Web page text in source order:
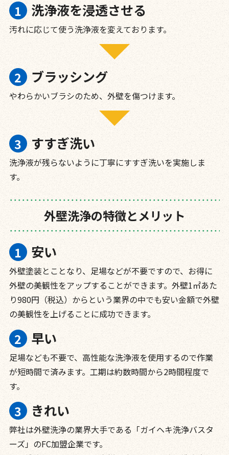
洗浄液を浸透させる
汚れに応じて使う洗浄液を変えております。
ブラッシング
やわらかいブラシのため、外壁を傷つけます。
すすぎ洗い
洗浄液が残らないように丁寧にすすぎ洗いを実施しま
す。
外壁洗浄の特徴とメリット
安い
外壁塗装とことなり、足場などが不要ですので、お得に
外壁の美観性をアップすることができます。外壁1㎡あた
り980円（税込）からという業界の中でも安い金額で外壁
の美観性を上げることに成功できます。
早い
足場なども不要で、高性能な洗浄液を使用するので作業
が短時間で済みます。工期は約数時間から2時間程度で
す。
きれい
弊社は外壁洗浄の業界大手である「ガイヘキ洗浄バスタ
ーズ」のFC加盟企業です。